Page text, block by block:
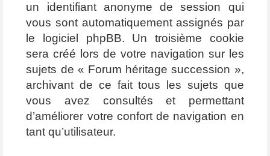
un identifiant anonyme de session qui
vous sont automatiquement assignés par
le logiciel phpBB. Un troisième cookie
sera créé lors de votre navigation sur les
sujets de « Forum héritage succession »,
archivant de ce fait tous les sujets que
vous avez consultés et permettant
d’améliorer votre confort de navigation en
tant qu’utilisateur.